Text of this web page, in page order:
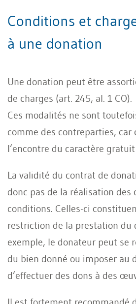
Conditions et
à une donation
Une donation peut être
de charges (art. 245, al. 1 CO).
Ces modalités ne sont
comme des contreparties, car
l’encontre du caractère
La validité du contrat de
donc pas de la réalisation des
conditions. Celles-ci
restriction de la prestation du
exemple, le donateur peut se
du bien donné ou imposer au
d’effectuer des dons à des